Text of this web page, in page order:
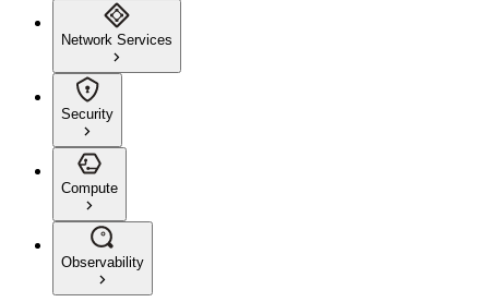
Network Services
Security
Compute
Observability